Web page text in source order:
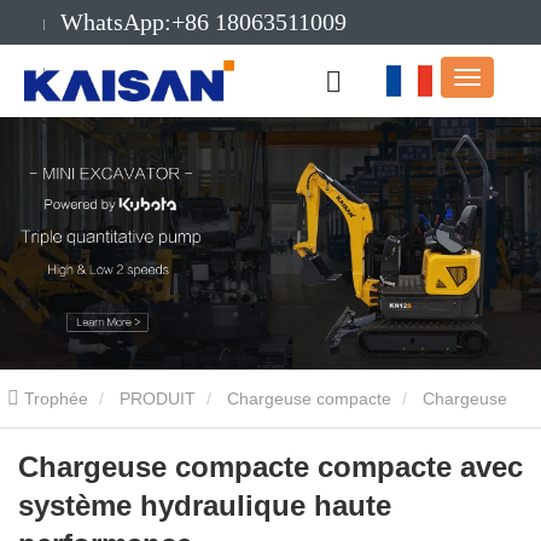
WhatsApp:+86 18063511009
E-mail:info@kaisanmachinery.com
Trophée PRODUIT Chargeuse compacte
compacte compacte avec système hydraulique haute performance
Chargeuse compacte compacte avec
système hydraulique haute